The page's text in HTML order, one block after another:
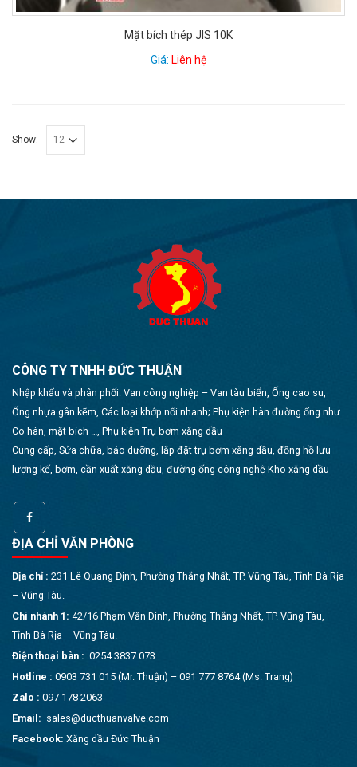
Mặt bích thép JIS 10K
Giá: Liên hệ
Show:
CÔNG TY TNHH ĐỨC THUẬN
Nhập khẩu và phân phối: Van công nghiệp – Van tàu biển, Ống cao su,
Ống nhựa gân kẽm, Các loại khớp nối nhanh; Phụ kiện hàn đường ống như
Co hàn, mặt bích …, Phụ kiện Trụ bơm xăng dầu
Cung cấp, Sửa chữa, bảo dưỡng, lắp đặt trụ bơm xăng dầu, đồng hồ lưu
lượng kế, bơm, cần xuất xăng dầu, đường ống công nghệ Kho xăng dầu
ĐỊA CHỈ VĂN PHÒNG
Địa chỉ : 231 Lê Quang Định, Phường Thắng Nhất, TP. Vũng Tàu, Tỉnh Bà Rịa
– Vũng Tàu.
Chi nhánh 1: 42/16 Phạm Văn Dinh, Phường Thắng Nhất, TP. Vũng Tàu,
Tỉnh Bà Rịa – Vũng Tàu.
Điện thoại bàn : 0254.3837 073
Hotline : 0903 731 015 (Mr. Thuận) – 091 777 8764 (Ms. Trang)
Zalo : 097 178 2063
Email: sales@ducthuanvalve.com
Facebook: Xăng dầu Đức Thuận